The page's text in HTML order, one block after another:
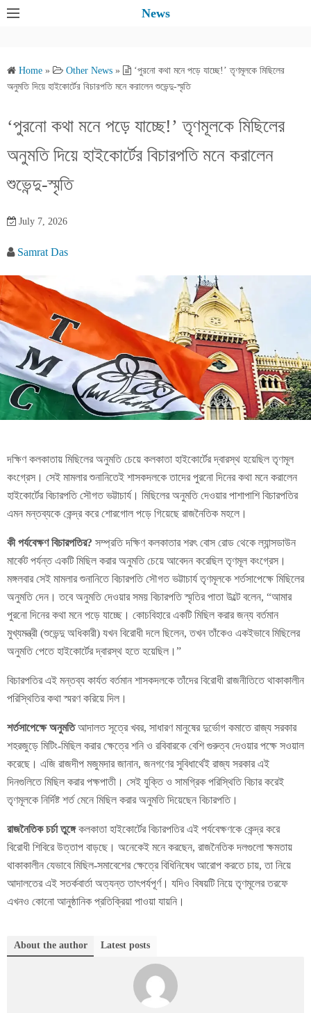
News
Home » Other News »
‘পুরনো কথা মনে পড়ে যাচ্ছে!’ তৃণমূলকে মিছিলের
অনুমতি দিয়ে হাইকোর্টের বিচারপতি মনে করালেন শুভেন্দু-স্মৃতি
‘পুরনো কথা মনে পড়ে যাচ্ছে!’ তৃণমূলকে মিছিলের
অনুমতি দিয়ে হাইকোর্টের বিচারপতি মনে করালেন
শুভেন্দু-স্মৃতি
July 7, 2026
Samrat Das
দক্ষিণ কলকাতায় মিছিলের অনুমতি চেয়ে কলকাতা হাইকোর্টের দ্বারস্থ হয়েছিল তৃণমূল
কংগ্রেস। সেই মামলার শুনানিতেই শাসকদলকে তাদের পুরনো দিনের কথা মনে করালেন
হাইকোর্টের বিচারপতি সৌগত ভট্টাচার্য। মিছিলের অনুমতি দেওয়ার পাশাপাশি বিচারপতির
এমন মন্তব্যকে কেন্দ্র করে শোরগোল পড়ে গিয়েছে রাজনৈতিক মহলে।
কী পর্যবেক্ষণ বিচারপতির? সম্প্রতি দক্ষিণ কলকাতার শরৎ বোস রোড থেকে ল্যান্সডাউন
মার্কেট পর্যন্ত একটি মিছিল করার অনুমতি চেয়ে আবেদন করেছিল তৃণমূল কংগ্রেস।
মঙ্গলবার সেই মামলার শুনানিতে বিচারপতি সৌগত ভট্টাচার্য তৃণমূলকে শর্তসাপেক্ষে মিছিলের
অনুমতি দেন। তবে অনুমতি দেওয়ার সময় বিচারপতি স্মৃতির পাতা উল্টে বলেন, “আমার
পুরনো দিনের কথা মনে পড়ে যাচ্ছে। কোচবিহারে একটি মিছিল করার জন্য বর্তমান
মুখ্যমন্ত্রী (শুভেন্দু অধিকারী) যখন বিরোধী দলে ছিলেন, তখন তাঁকেও একইভাবে মিছিলের
অনুমতি পেতে হাইকোর্টের দ্বারস্থ হতে হয়েছিল।”
বিচারপতির এই মন্তব্য কার্যত বর্তমান শাসকদলকে তাঁদের বিরোধী রাজনীতিতে থাকাকালীন
পরিস্থিতির কথা স্মরণ করিয়ে দিল।
শর্তসাপেক্ষে অনুমতিআদালত সূত্রে খবর, সাধারণ মানুষের দুর্ভোগ কমাতে রাজ্য সরকার
শহরজুড়ে মিটিং-মিছিল করার ক্ষেত্রে শনি ও রবিবারকে বেশি গুরুত্ব দেওয়ার পক্ষে সওয়াল
করেছে। এজি রাজদীপ মজুমদার জানান, জনগণের সুবিধার্থেই রাজ্য সরকার এই
দিনগুলিতে মিছিল করার পক্ষপাতী। সেই যুক্তি ও সামগ্রিক পরিস্থিতি বিচার করেই
তৃণমূলকে নির্দিষ্ট শর্ত মেনে মিছিল করার অনুমতি দিয়েছেন বিচারপতি।
রাজনৈতিক চর্চা তুঙ্গেকলকাতা হাইকোর্টের বিচারপতির এই পর্যবেক্ষণকে কেন্দ্র করে
বিরোধী শিবিরে উত্তাপ বাড়ছে। অনেকেই মনে করছেন, রাজনৈতিক দলগুলো ক্ষমতায়
থাকাকালীন যেভাবে মিছিল-সমাবেশের ক্ষেত্রে বিধিনিষেধ আরোপ করতে চায়, তা নিয়ে
আদালতের এই সতর্কবার্তা অত্যন্ত তাৎপর্যপূর্ণ। যদিও বিষয়টি নিয়ে তৃণমূলের তরফে
এখনও কোনো আনুষ্ঠানিক প্রতিক্রিয়া পাওয়া যায়নি।
About the author Latest posts